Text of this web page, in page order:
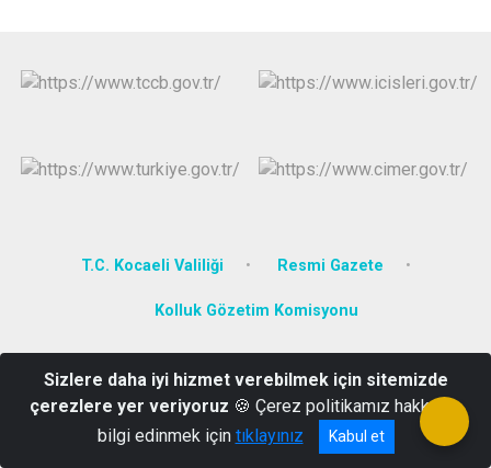
T.C. Kocaeli Valiliği Resmi Gazete
Kolluk Gözetim Komisyonu
0 (262) 322 22 60 ( Santral ) - 0(262) 332 09 26
Sizlere daha iyi hizmet verebilmek için sitemizde
çerezlere yer veriyoruz 🍪 Çerez politikamız hakkında
bilgi edinmek için tıklayınız Kabul et